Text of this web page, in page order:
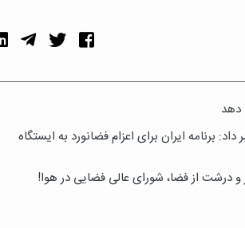
دهد
برنامه ایران برای اعزام فضانورد به ایستگاه
درشت از فضا، شورای عالی فضایی در هوا!